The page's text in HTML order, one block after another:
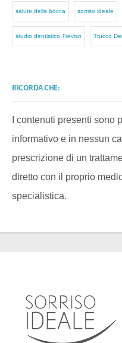
salute della bocca sorriso ideale
studio dentistico Treviso Trucco
RICORDA CHE:
I contenuti presenti sono
informativo e in nessun
prescrizione di un
diretto con il proprio
specialistica.